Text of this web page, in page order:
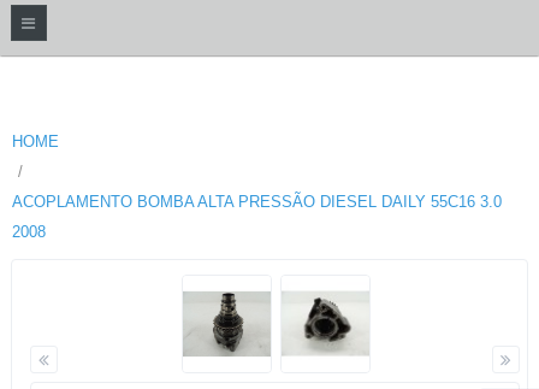
HOME
ACOPLAMENTO BOMBA ALTA PRESSÃO DIESEL DAILY 55C16 3.0
2008